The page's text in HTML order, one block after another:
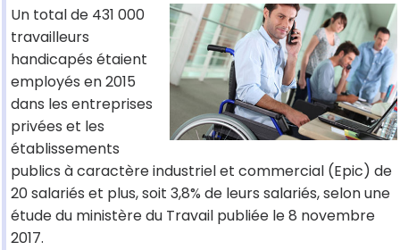
Un total de 431 000
travailleurs
handicapés étaient
employés en 2015
dans les entreprises
privées et les
établissements
publics à caractère industriel et commercial (Epic) de
20 salariés et plus, soit 3,8% de leurs salariés, selon une
étude du ministère du Travail publiée le 8 novembre
2017.